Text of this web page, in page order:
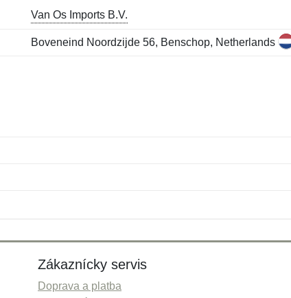
Van Os Imports B.V.
Boveneind Noordzijde 56, Benschop, Netherlands
Zákaznícky servis
Doprava a platba